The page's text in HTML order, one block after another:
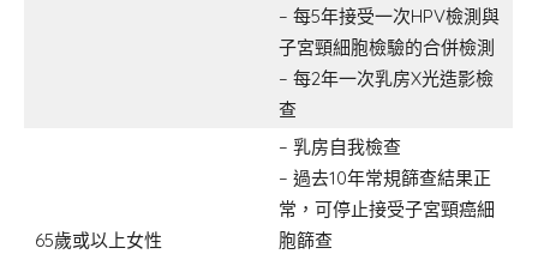
– 每5年接受一次HPV檢測與
子宮頸細胞檢驗的合併檢測
– 每2年一次乳房X光造影檢
查
65歲或以上女性
– 乳房自我檢查
– 過去10年常規篩查結果正
常，可停止接受子宮頸癌細
胞篩查